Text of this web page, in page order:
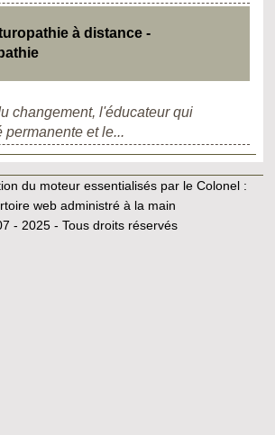
à distance -
changement, l'éducateur qui
et le...
du moteur essentialisés par le Colonel :
web administré à la main
- 2025 - Tous droits réservés